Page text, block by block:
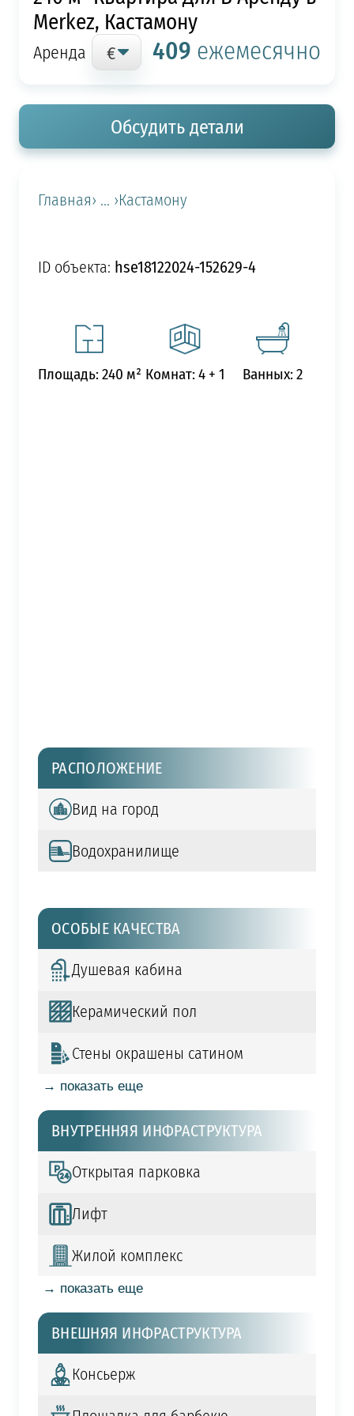
Merkez, Кастамону
Аренда 409 ежемесячно
Обсудить детали
Главная› ... ›Кастамону
ID объекта: hse18122024-152629-4
Площадь: 240 м² Комнат: 4 + 1 Ванных: 2
РАСПОЛОЖЕНИЕ
Вид на город
Водохранилище
ОСОБЫЕ КАЧЕСТВА
Душевая кабина
Керамический пол
Стены окрашены сатином
→ показать еще
ВНУТРЕННЯЯ ИНФРАСТРУКТУРА
Открытая парковка
Лифт
Жилой комплекс
→ показать еще
ВНЕШНЯЯ ИНФРАСТРУКТУРА
Консьерж